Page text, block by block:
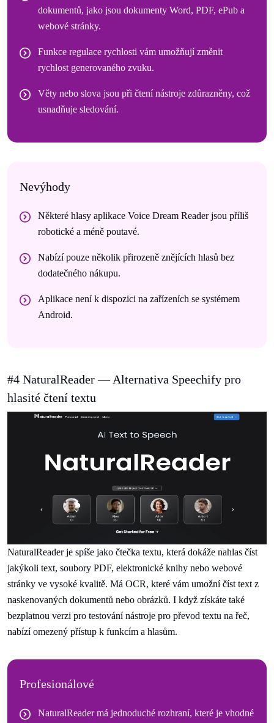
dokumentů, jako jsou dokumenty Word, PDF, ePub a
webové stránky.
Funkce regulace rychlosti vám umožňují změnit
rychlost generovaného zvuku.
Věty nebo slova jsou při čtení nástroje zdůrazněny, což
usnadňuje sledování.
Nevýhody
Některé hlasy aplikace Voice Dream Reader jsou příliš
robotické a méně poutavé.
Nabízí pouze několik přirozeně znějících hlasů bez
dodatečného nákupu.
Aplikace není k dispozici na zařízeních se systémem
Android.
#4 NaturalReader — Alternativa Speechify pro
hlasité čtení textu
NaturalReader je spíše jako čtečka textu, která dokáže nahlas číst
jakýkoli text, soubory PDF, elektronické knihy nebo webové
stránky ve vysoké kvalitě. Má OCR, které vám umožní číst text z
naskenovaných dokumentů nebo obrázků. I když získáte také
bezplatnou verzi pro testování nástroje pro převod textu na řeč,
nabízí omezený přístup k funkcím a hlasům.
Profesionálové
NaturalReader má jednoduché rozhraní, které je vhodné